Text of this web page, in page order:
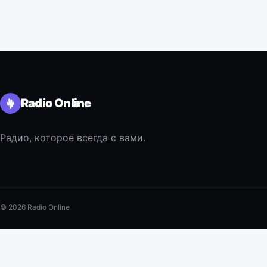
Radio Online
Радио, которое всегда с вами.
© 2026 Radio Online